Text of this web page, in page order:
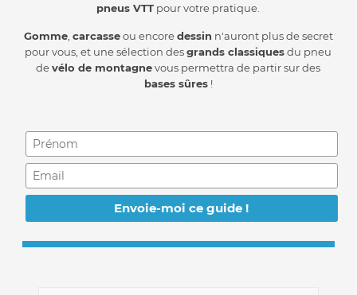
pneus VTT pour votre pratique.
Gomme, carcasseou encoredessin n'auront plus de secret
pour vous, et une sélection desgrands classiquesdu pneu
devélo de montagnevous permettra de partir sur des
bases sûres!